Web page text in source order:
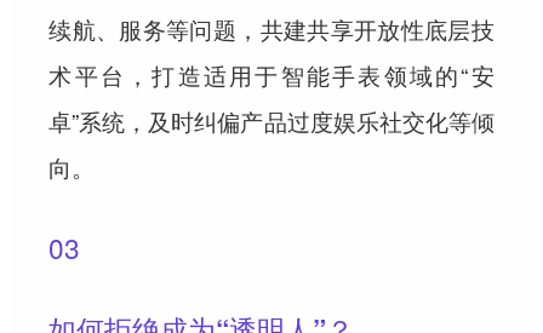
续航、服务等问题，共建共享开放性底层技
术平台，打造适用于智能手表领域的“安
卓”系统，及时纠偏产品过度娱乐社交化等倾
向。
03